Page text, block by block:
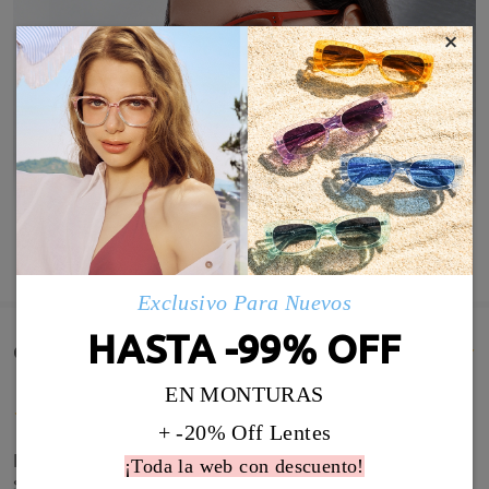
MOSTRAR MÁS
Comentarios de Clientes(130)
La calidad de la montura está bien y las medidas
son correctas, pero el color no es granate sino rojo,
×
Exclusivo Para Nuevos
HASTA -99% OFF
EN MONTURAS
+ -20% Off Lentes
¡Toda la web con descuento!